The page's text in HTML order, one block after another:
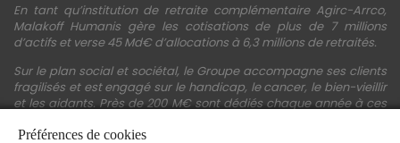
En tant qu’institution de retraite complémentaire Agirc-Arrco,
Malakoff Humanis gère les cotisations de plus de 7 millions
d’actifs et verse 45 Md€ d’allocations à 6,3 millions de retraités.
Sur le plan social et sociétal, le Groupe accompagne ses clients
fragilisés et est engagé sur le handicap, le cancer, le bien-vieillir
et les aidants. Près de 200 M€ sont dédiés chaque année à ces
Préférences de cookies